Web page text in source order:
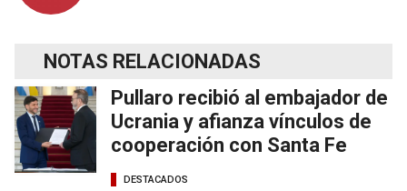
NOTAS RELACIONADAS
Pullaro recibió al embajador de
Ucrania y afianza vínculos de
cooperación con Santa Fe
DESTACADOS